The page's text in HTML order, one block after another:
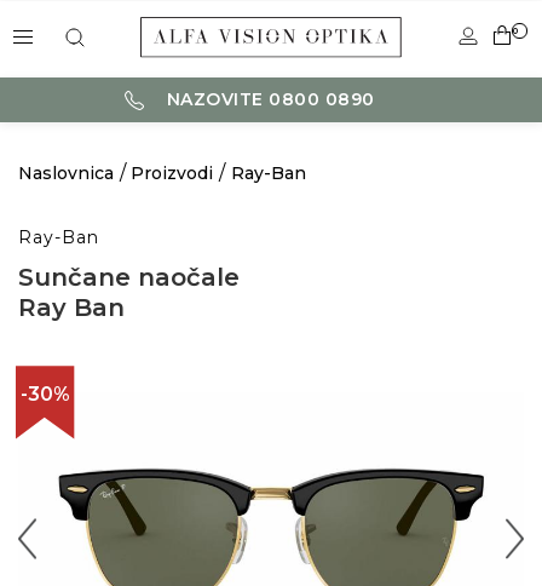
0
NAZOVITE 0800 0890
Naslovnica Proizvodi Ray-Ban
Ray-Ban
Sunčane naočale
Ray Ban
-30%